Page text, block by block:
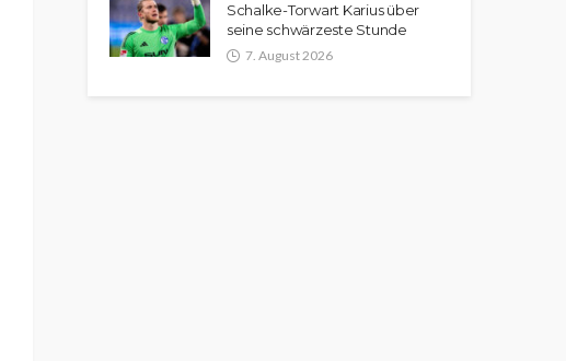
Schalke-Torwart Karius über
seine schwärzeste Stunde
7. August 2026